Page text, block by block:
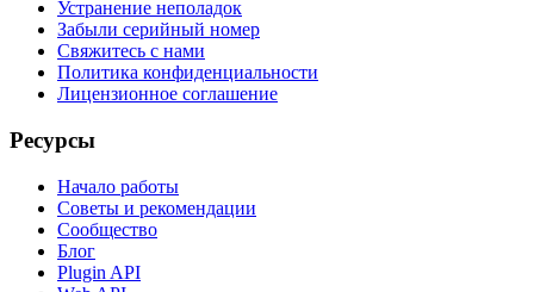
Устранение неполадок
Забыли серийный номер
Свяжитесь с нами
Политика конфиденциальности
Лицензионное соглашение
Ресурсы
Начало работы
Советы и рекомендации
Сообщество
Блог
Plugin API